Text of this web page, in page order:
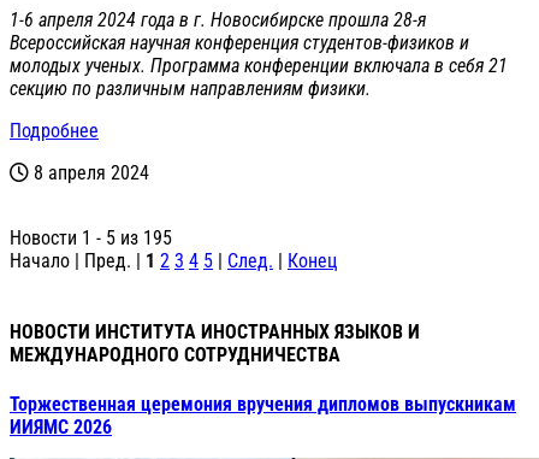
1-6 апреля 2024 года в г. Новосибирске прошла 28-я
Всероссийская научная конференция студентов-физиков и
молодых ученых. Программа конференции включала в себя 21
секцию по различным направлениям физики.
Подробнее
8 апреля 2024
Новости 1 - 5 из 195
Начало | Пред. | 1 2 3 4 5 | След. | Конец
НОВОСТИ ИНСТИТУТА ИНОСТРАННЫХ ЯЗЫКОВ И
МЕЖДУНАРОДНОГО СОТРУДНИЧЕСТВА
Торжественная церемония вручения дипломов выпускникам
ИИЯМС 2026